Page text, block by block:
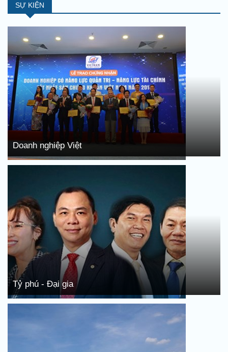
SỰ KIỆN
Doanh nghiệp Việt
Tỷ phú - Đại gia